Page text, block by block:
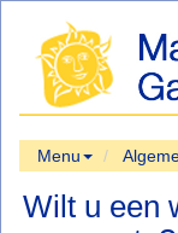
Menu
Wilt u een